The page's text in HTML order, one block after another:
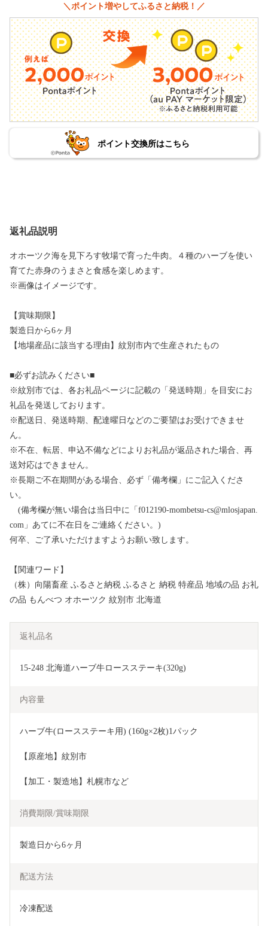
＼ポイント増やしてふるさと納税！／
ポイント交換所はこちら
返礼品説明
オホーツク海を見下ろす牧場で育った牛肉。４種のハーブを使い
育てた赤身のうまさと食感を楽しめます。
※画像はイメージです。
【賞味期限】
製造日から6ヶ月
【地場産品に該当する理由】紋別市内で生産されたもの
■必ずお読みください■
※紋別市では、各お礼品ページに記載の「発送時期」を目安にお
礼品を発送しております。
※配送日、発送時期、配達曜日などのご要望はお受けできませ
ん。
※不在、転居、申込不備などによりお礼品が返品された場合、再
送対応はできません。
※長期ご不在期間がある場合、必ず「備考欄」にご記入くださ
い。
(備考欄が無い場合は当日中に「f012190-mombetsu-cs@mlosjapan.
com」あてに不在日をご連絡ください。)
何卒、ご了承いただけますようお願い致します。
【関連ワード】
（株）向陽畜産 ふるさと納税 ふるさと 納税 特産品 地域の品 お礼
の品 もんべつ オホーツク 紋別市 北海道
返礼品名
15-248 北海道ハーブ牛ロースステーキ(320g)
内容量
ハーブ牛(ロースステーキ用) (160g×2枚)1パック
【原産地】紋別市
【加工・製造地】札幌市など
消費期限/賞味期限
製造日から6ヶ月
配送方法
冷凍配送